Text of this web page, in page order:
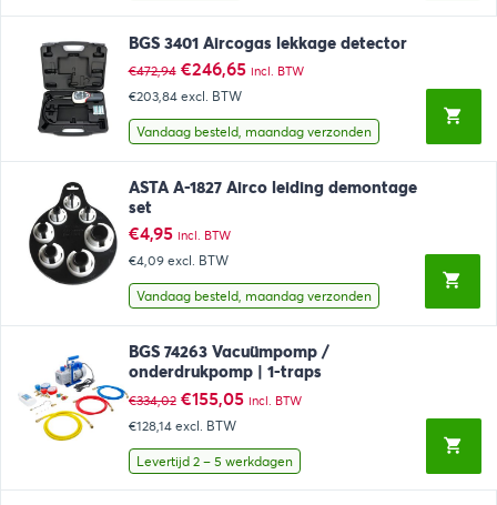
BGS 3401 Aircogas lekkage detector
€472,94 Oorspronkelijke
prijs
was:
€472,94.
€246,65Huidige
€246,65.
incl. BTW
€203,84 excl. BTW
Vandaag besteld, maandag verzonden
ASTA A-1827 Airco leiding demontage
set
€4,95 incl. BTW
€4,09 excl. BTW
Vandaag besteld, maandag verzonden
BGS 74263 Vacuümpomp /
onderdrukpomp | 1-traps
€334,02 Oorspronkelijke
prijs
was:
€334,02.
€155,05Huidige
€155,05.
incl. BTW
€128,14 excl. BTW
Levertijd 2 – 5 werkdagen